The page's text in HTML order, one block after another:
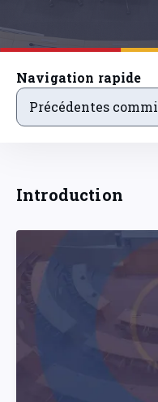
Navigation rapide
Précédentes
Introduction